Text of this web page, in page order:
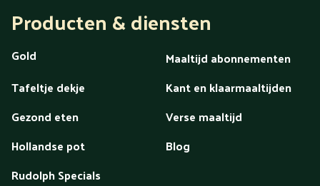
Producten & diensten
Gold
Maaltijd abonnementen
Tafeltje dekje
Kant en klaarmaaltijden
Gezond eten
Verse maaltijd
Hollandse pot
Blog
Rudolph Specials